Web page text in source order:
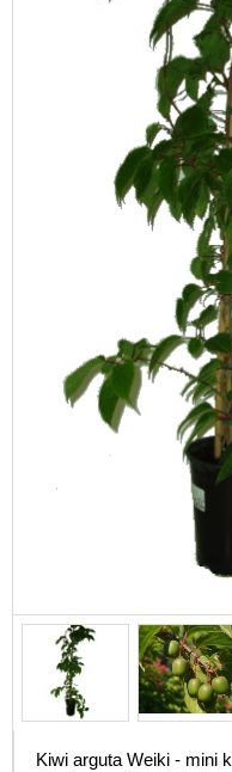
Kiwi arguta Weiki - mini